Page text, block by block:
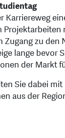
zu
lange bevor
der Markt
Sie dabei
aus der